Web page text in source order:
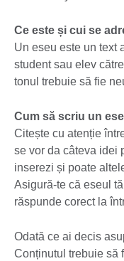
Ce este și cui se
Un eseu este un text
student sau elev
tonul trebuie să fie
Cum să scriu un
Citește cu atenție
se vor da câteva idei
inserezi și poate
Asigură-te că eseul
răspunde corect la
Odată ce ai decis
Conținutul trebuie să